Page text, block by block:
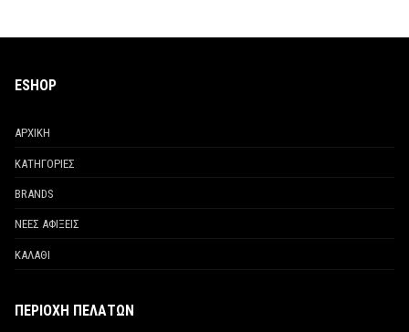
ESHOP
ΑΡΧΙΚΗ
ΚΑΤΗΓΟΡΙΕΣ
BRANDS
ΝΕΕΣ ΑΦΙΞΕΙΣ
ΚΑΛΑΘΙ
ΠΕΡΙΟΧΗ ΠΕΛΑΤΩΝ